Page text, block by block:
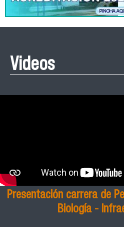
Videos
Presentación carrera de
Biología -